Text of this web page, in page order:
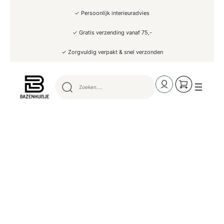
✓ Persoonlijk interieuradvies
✓ Gratis verzending vanaf 75,-
✓ Zorgvuldig verpakt & snel verzonden